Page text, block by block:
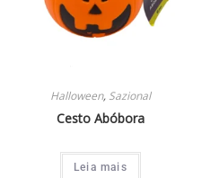
Halloween, Sazional
Cesto Abóbora
Leia mais